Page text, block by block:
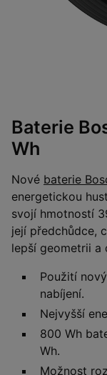
Baterie
Wh
Nové baterie
energetickou
svojí hmotností
její předchůdce,
lepší geometrii a
Použití
nabíjení.
Nejvyšší
800 Wh
Wh.
Možnost